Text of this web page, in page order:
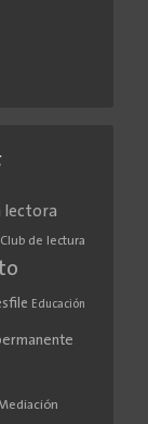
lectora
Club de lectura
Educación